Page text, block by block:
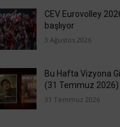
CEV Eurovolley
başlıyor
3 Ağustos 2026
Bu Hafta Vizyona
(31 Temmuz 2026)
31 Temmuz 2026